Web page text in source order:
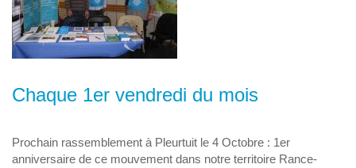
Chaque 1er vendredi du mois
Prochain rassemblement à Pleurtuit le 4 Octobre : 1er
anniversaire de ce mouvement dans notre territoire Rance-